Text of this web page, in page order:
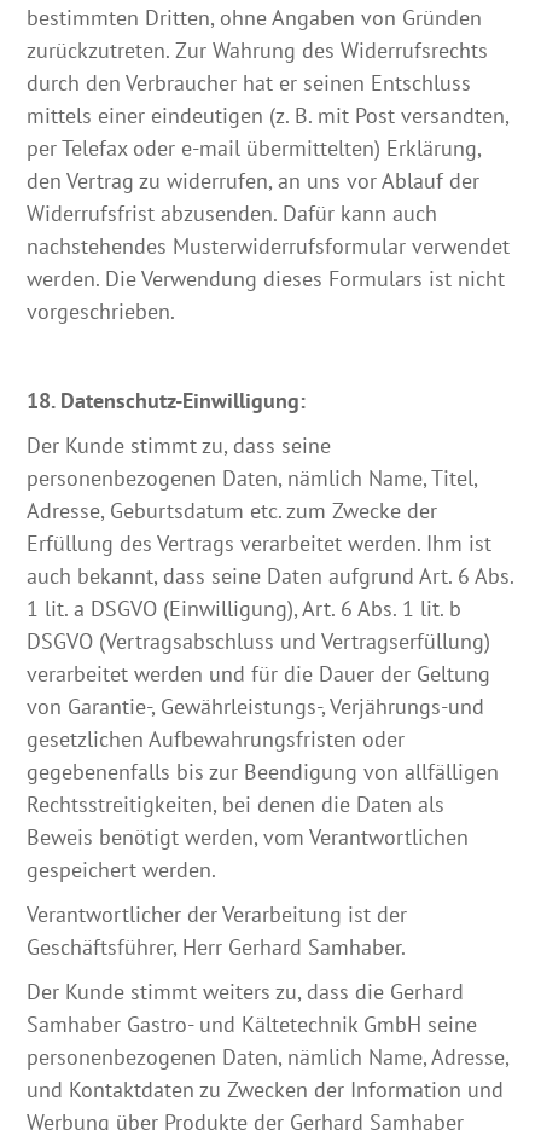
bestimmten Dritten, ohne Angaben von Gründen
zurückzutreten. Zur Wahrung des Widerrufsrechts
durch den Verbraucher hat er seinen Entschluss
mittels einer eindeutigen (z. B. mit Post versandten,
per Telefax oder e-mail übermittelten) Erklärung,
den Vertrag zu widerrufen, an uns vor Ablauf der
Widerrufsfrist abzusenden. Dafür kann auch
nachstehendes Musterwiderrufsformular verwendet
werden. Die Verwendung dieses Formulars ist nicht
vorgeschrieben.
18. Datenschutz-Einwilligung:
Der Kunde stimmt zu, dass seine
personenbezogenen Daten, nämlich Name, Titel,
Adresse, Geburtsdatum etc. zum Zwecke der
Erfüllung des Vertrags verarbeitet werden. Ihm ist
auch bekannt, dass seine Daten aufgrund Art. 6 Abs.
1 lit. a DSGVO (Einwilligung), Art. 6 Abs. 1 lit. b
DSGVO (Vertragsabschluss und Vertragserfüllung)
verarbeitet werden und für die Dauer der Geltung
von Garantie-, Gewährleistungs-, Verjährungs-und
gesetzlichen Aufbewahrungsfristen oder
gegebenenfalls bis zur Beendigung von allfälligen
Rechtsstreitigkeiten, bei denen die Daten als
Beweis benötigt werden, vom Verantwortlichen
gespeichert werden.
Verantwortlicher der Verarbeitung ist der
Geschäftsführer, Herr Gerhard Samhaber.
Der Kunde stimmt weiters zu, dass die Gerhard
Samhaber Gastro- und Kältetechnik GmbH seine
personenbezogenen Daten, nämlich Name, Adresse,
und Kontaktdaten zu Zwecken der Information und
Werbung über Produkte der Gerhard Samhaber